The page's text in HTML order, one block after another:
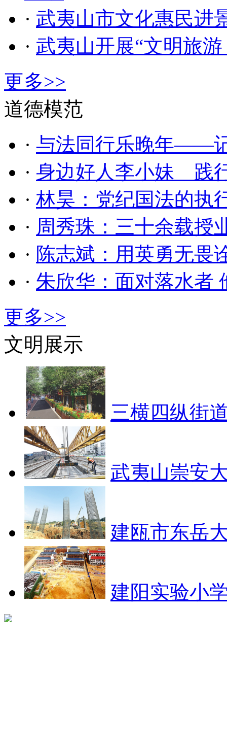
· 武夷山市文化惠民进
· 武夷山开展“文明旅
更多>>
道德模范
· 与法同行乐晚年——
· 身边好人李小妹 践
· 林昊：党纪国法的执
· 周秀珠：三十余载授
· 陈志斌：用英勇无畏
· 朱欣华：面对落水者
更多>>
文明展示
三横四纵街
武夷山崇安
建瓯市东岳
建阳实验小